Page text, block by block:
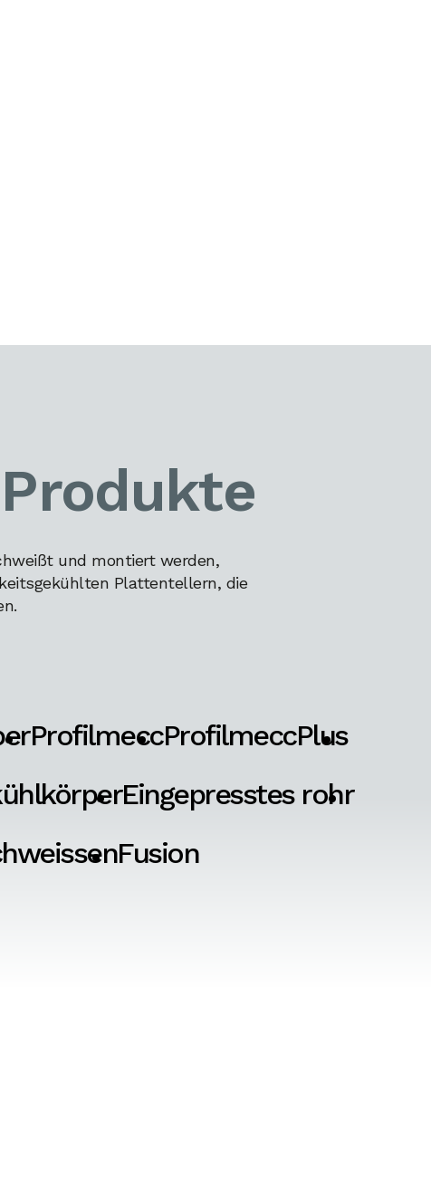
Produkte
und montiert werden,
Plattentellern, die
ProfilmeccProfilmeccPlus
Eingepresstes rohr
Fusion